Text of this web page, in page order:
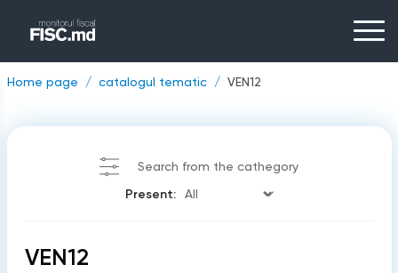
Home page catalogul tematic VEN12
Search from the cathegory
Present:
VEN12